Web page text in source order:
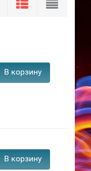
В корзину
В корзину